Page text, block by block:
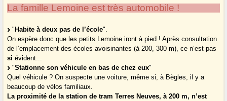
La famille Lemoine est très automobile !
" Habite à deux pas de l’école".
On espère donc que les petits Lemoine iront à pied ! Après consultation
de l’emplacement des écoles avoisinantes (à 200, 300 m), ce n’est pas
si évident...
"Stationne son véhicule en bas de chez eux"
Quel véhicule ? On suspecte une voiture, même si, à Bègles, il y a
beaucoup de vélos familiaux.
La proximité de la station de tram Terres Neuves, à 200 m, n’est